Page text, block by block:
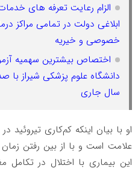
الزام رعایت تعرفه های
ابلاغی دولت در تمامی مراکز
خصوصی و خیریه
اختصاص بیشترین سهمیه
سال جاری
علامت است و با از بین رفتن
این بیماری با اختلال در تکامل